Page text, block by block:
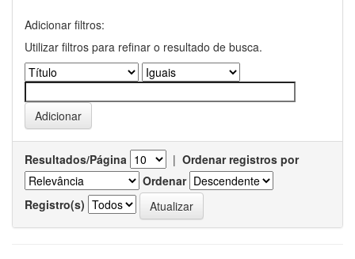
Adicionar filtros:
Utilizar filtros para refinar o resultado de busca.
Resultados/Página | Ordenar registros por
Ordenar
Registro(s)